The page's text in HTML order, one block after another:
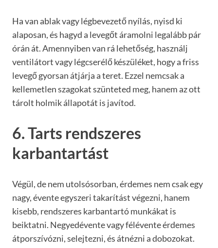
Ha van ablak vagy légbevezető nyílás, nyisd ki
alaposan, és hagyd a levegőt áramolni legalább pár
órán át. Amennyiben van rá lehetőség, használj
ventilátort vagy légcserélő készüléket, hogy a friss
levegő gyorsan átjárja a teret. Ezzel nemcsak a
kellemetlen szagokat szünteted meg, hanem az ott
tárolt holmik állapotát is javítod.
6. Tarts rendszeres
karbantartást
Végül, de nem utolsósorban, érdemes nem csak egy
nagy, évente egyszeri takarítást végezni, hanem
kisebb, rendszeres karbantartó munkákat is
beiktatni. Negyedévente vagy félévente érdemes
átporszívózni, selejtezni, és átnézni a dobozokat.